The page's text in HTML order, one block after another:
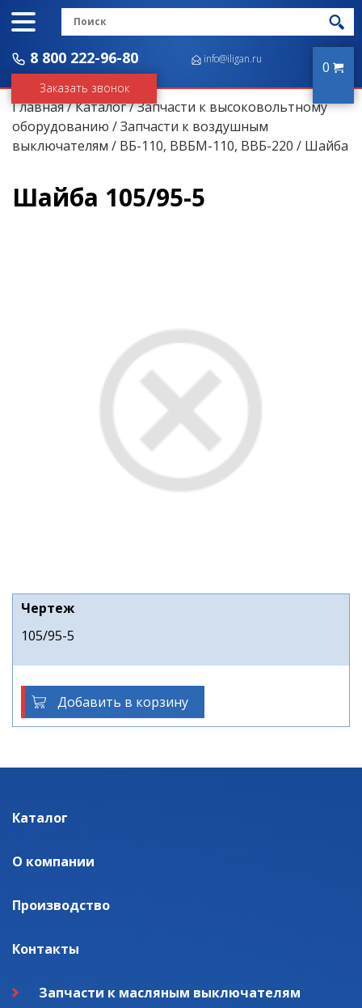
8 800 222-96-80
Заказать звонок
info@iligan.ru 0
Главная/Каталог/Запчасти к высоковольтному
оборудованию /Запчасти к воздушным
выключателям / ВБ-110, ВВБМ-110, ВВБ-220 / Шайба
Шайба 105/95-5
Чертеж
105/95-5
Добавить в корзину
Каталог
О компании
Производство
Контакты
Запчасти к масляным выключателям